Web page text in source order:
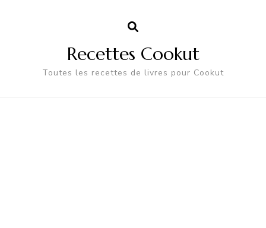
Recettes Cookut
Toutes les recettes de livres pour Cookut